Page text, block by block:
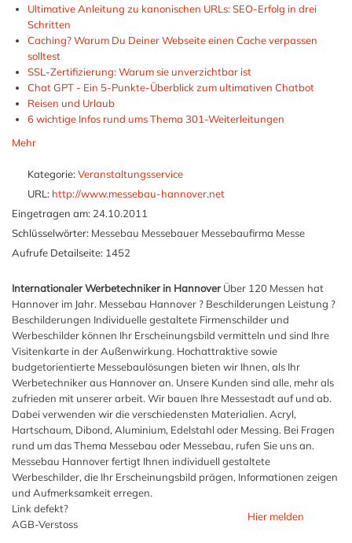
Ultimative Anleitung zu kanonischen URLs: SEO-Erfolg in drei
Schritten
Caching? Warum Du Deiner Webseite einen Cache verpassen
solltest
SSL-Zertifizierung: Warum sie unverzichtbar ist
Chat GPT - Ein 5-Punkte-Überblick zum ultimativen Chatbot
Reisen und Urlaub
6 wichtige Infos rund ums Thema 301-Weiterleitungen
Mehr
Kategorie: Veranstaltungsservice
URL: http://www.messebau-hannover.net
Eingetragen am: 24.10.2011
Schlüsselwörter: Messebau Messebauer Messebaufirma Messe
Aufrufe Detailseite: 1452
Internationaler Werbetechniker in HannoverÜber 120 Messen hat
Hannover im Jahr. Messebau Hannover ? Beschilderungen Leistung ?
Beschilderungen Individuelle gestaltete Firmenschilder und
Werbeschilder können Ihr Erscheinungsbild vermitteln und sind Ihre
Visitenkarte in der Außenwirkung. Hochattraktive sowie
budgetorientierte Messebaulösungen bieten wir Ihnen, als Ihr
Werbetechniker aus Hannover an. Unsere Kunden sind alle, mehr als
zufrieden mit unserer arbeit. Wir bauen Ihre Messestadt auf und ab.
Dabei verwenden wir die verschiedensten Materialien. Acryl,
Hartschaum, Dibond, Aluminium, Edelstahl oder Messing. Bei Fragen
rund um das Thema Messebau oder Messebau, rufen Sie uns an.
Messebau Hannover fertigt Ihnen individuell gestaltete
Werbeschilder, die Ihr Erscheinungsbild prägen, Informationen zeigen
und Aufmerksamkeit erregen.
Link defekt?
AGB-Verstoss
Hier melden